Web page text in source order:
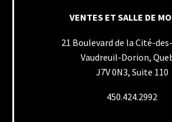
VENTES ET SALLE DE
21 Boulevard de la Cité-
Vaudreuil-Dorion,
J7V 0N3, Suite 110
450.424.2992